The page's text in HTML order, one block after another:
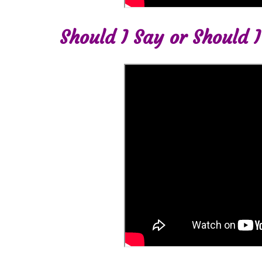
Should I Say or Should